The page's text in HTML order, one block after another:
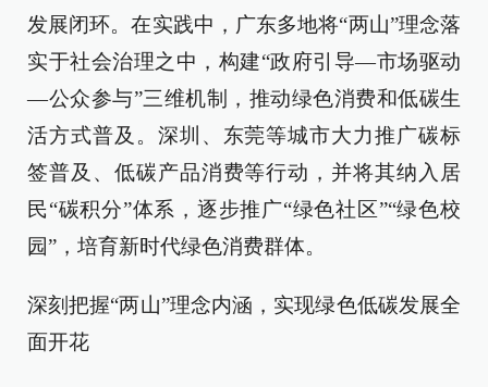
发展闭环。在实践中，广东多地将“两山”理念落
实于社会治理之中，构建“政府引导—市场驱动
—公众参与”三维机制，推动绿色消费和低碳生
活方式普及。深圳、东莞等城市大力推广碳标
签普及、低碳产品消费等行动，并将其纳入居
民“碳积分”体系，逐步推广“绿色社区”“绿色校
园”，培育新时代绿色消费群体。
深刻把握“两山”理念内涵，实现绿色低碳发展全
面开花